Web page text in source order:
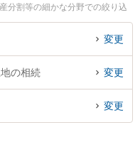
分割等の細かな分野での絞り込
大谷 優樹弁護士やAYU総合法律
の青山 謙佑弁護士のプロフィー
近くの弁護士を検索したい』
談できる厚木市内の弁護士に相
すすめです。
変更
の相続 変更
変更